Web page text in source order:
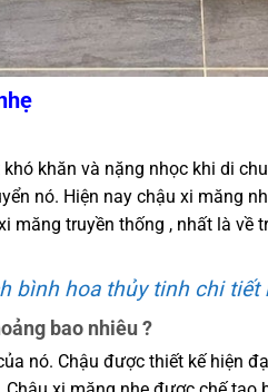
khăn và nặng nhọc khi di
nó. Hiện nay chậu xi măng
măng truyền thống , nhất là về
bình hoa thủy tinh chi tiết
bao nhiêu ?
nó. Chậu được thiết kế hiện